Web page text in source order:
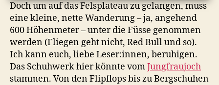
ZURÜCK VOR
Doch um auf das Felsplateau zu gelangen, muss
eine kleine, nette Wanderung – ja, angehend
600 Höhenmeter – unter die Füsse genommen
werden (Fliegen geht nicht, Red Bull und so).
Ich kann euch, liebe Leser:innen, beruhigen.
Das Schuhwerk hier könnte vomJungfraujoch
stammen. Von den Flipflops bis zu Bergschuhen